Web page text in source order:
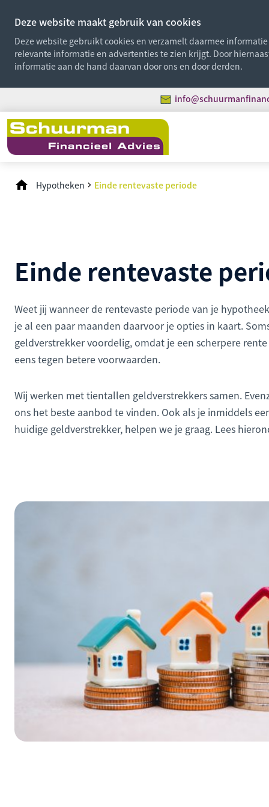
Deze website maakt gebruik van cookies
Deze website gebruikt cookies en verzamelt daarmee
relevante informatie en advertenties te zien krijgt. Door
informatie aan de hand daarvan door ons en door derden.
Hypotheken Einde rentevaste periode
Einde rentevaste
Weet jij wanneer de rentevaste periode van je
je al een paar maanden daarvoor je opties in kaart.
geldverstrekker voordelig, omdat je een scherpere
eens tegen betere voorwaarden.
Wij werken met tientallen geldverstrekkers samen.
ons het beste aanbod te vinden. Ook als je inmiddels
huidige geld­verstrekker, helpen we je graag. Lees